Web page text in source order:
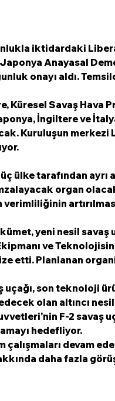
iktidardaki
Anayasal
onayı aldı.
Küresel Savaş Hava
İngiltere ve
Kuruluşun
ülke tarafından
organ
yeni nesil
ve
etti. Planlanan
uçağı, son teknoloji
olan altıncı
F-2 savaş
hedefliyor.
çalışmaları devam
daha fazla